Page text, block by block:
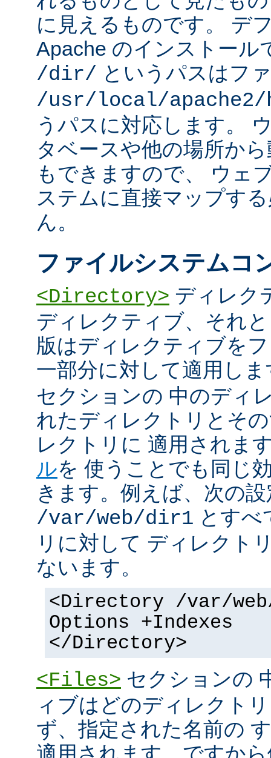
に見えるものです。 デ
Apache のインストール
/dir/ というパスはフ
/usr/local/
うパスに対応します。
タベースや他の場所か
もできますので、 ウェ
ステムに直接マップす
ん。
ファイルシステムコ
<Directory> ディレク
ディレクティブ、それ
版はディレクティブを
一部分に対して適用し
セクションの 中のディ
れたディレクトリとそ
レクトリに 適用されま
ルを 使うことでも同じ
きます。例えば、次の
/var/web/dir1 とすべ
リに対して ディレクト
ないます。
<Directory /var/
Options +Indexes
</Directory>
<Files> セクションの
ィブはどのディレクト
ず、指定された名前の
適用されます。ですか